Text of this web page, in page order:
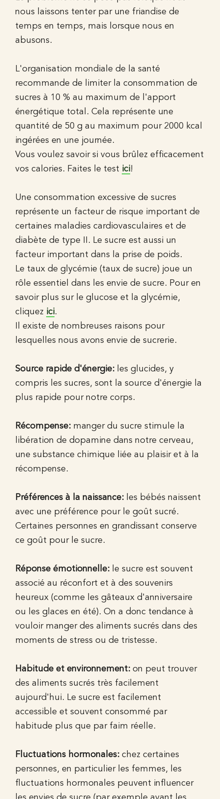
nous laissons tenter par une friandise de
temps en temps, mais lorsque nous en
abusons.
L'organisation mondiale de la santé
recommande de limiter la consommation de
sucres à 10 % au maximum de l'apport
énergétique total. Cela représente une
quantité de 50 g au maximum pour 2000 kcal
ingérées en une journée.
Vous voulez savoir si vous brûlez efficacement
vos calories. Faites le test ici!
Une consommation excessive de sucres
représente un facteur de risque important de
certaines maladies cardiovasculaires et de
diabète de type II. Le sucre est aussi un
facteur important dans la prise de poids.
Le taux de glycémie (taux de sucre) joue un
rôle essentiel dans les envie de sucre. Pour en
savoir plus sur le glucose et la glycémie,
cliquez ici.
Il existe de nombreuses raisons pour
lesquelles nous avons envie de sucrerie.
Source rapide d'énergie: les glucides, y
compris les sucres, sont la source d'énergie la
plus rapide pour notre corps.
Récompense: manger du sucre stimule la
libération de dopamine dans notre cerveau,
une substance chimique liée au plaisir et à la
récompense.
Préférences à la naissance: les bébés naissent
avec une préférence pour le goût sucré.
Certaines personnes en grandissant conserve
ce goût pour le sucre.
Réponse émotionnelle: le sucre est souvent
associé au réconfort et à des souvenirs
heureux (comme les gâteaux d'anniversaire
ou les glaces en été). On a donc tendance à
vouloir manger des aliments sucrés dans des
moments de stress ou de tristesse.
Habitude et environnement: on peut trouver
des aliments sucrés très facilement
aujourd'hui. Le sucre est facilement
accessible et souvent consommé par
habitude plus que par faim réelle.
Fluctuations hormonales: chez certaines
personnes, en particulier les femmes, les
fluctuations hormonales peuvent influencer